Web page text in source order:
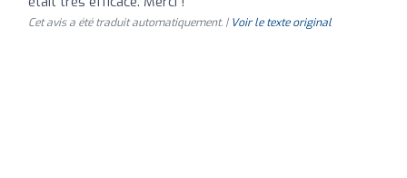
Cet avis a été traduit automatiquement. | Voir le texte original